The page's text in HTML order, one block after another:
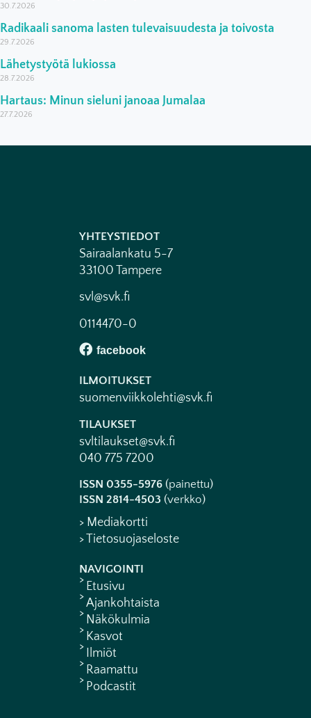
30.7.2026
Radikaali sanoma lasten tulevaisuudesta ja toivosta
29.7.2026
Lähetystyötä lukiossa
28.7.2026
Hartaus: Minun sieluni janoaa Jumalaa
27.7.2026
YHTEYSTIEDOT
Sairaalankatu 5-7
33100 Tampere
svl@svk.fi
0114470-0
ILMOITUKSET
suomenviikkolehti@svk.fi
TILAUKSET
svltilaukset@svk.fi
040 775 7200
ISSN 0355-5976 (painettu)
ISSN 2814-4503 (verkko)
> Mediakortti
> Tietosuojaseloste
NAVIGOINTI
Etusivu
Ajankohtaista
Näkökulmia
Kasvot
Ilmiöt
Raamattu
Podcastit